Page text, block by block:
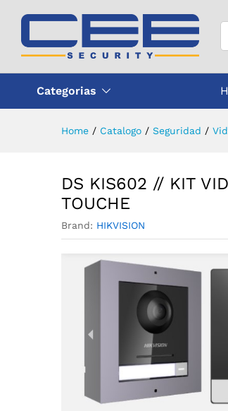
Categorias
Home / Catalogo / Seguridad /
DS KIS602 // KIT
TOUCHE
Brand: HIKVISION
Descripción